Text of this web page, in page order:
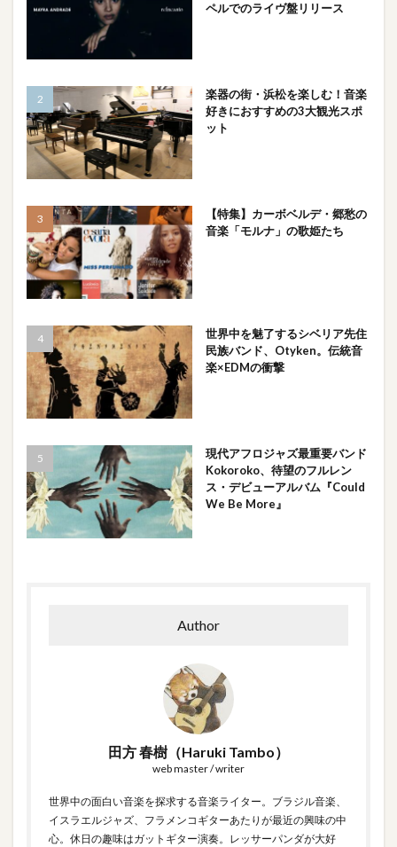
ペルでのライヴ盤リリース
楽器の街・浜松を楽しむ！音楽
好きにおすすめの3大観光スポ
ット
【特集】カーボベルデ・郷愁の
音楽「モルナ」の歌姫たち
世界中を魅了するシベリア先住
民族バンド、Otyken。伝統音
楽×EDMの衝撃
現代アフロジャズ最重要バンド
Kokoroko、待望のフルレン
ス・デビューアルバム『Could
We Be More』
Author
田方 春樹（Haruki Tambo）
web master / writer
世界中の面白い音楽を探求する音楽ライター。ブラジル音楽、
イスラエルジャズ、フラメンコギターあたりが最近の興味の中
心。休日の趣味はガットギター演奏。レッサーパンダが大好